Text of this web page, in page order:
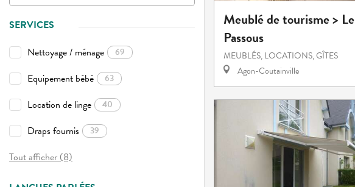
SERVICES
Nettoyage / ménage
69
Equipement bébé 63
Location de linge 40
Draps fournis 39
Tout afficher (8)
Meublé de tourisme > Le
Passous
MEUBLÉS, LOCATIONS, GÎTES
Agon-Coutainville